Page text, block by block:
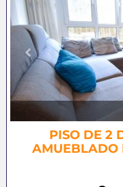
PISO DE 2
AMUEBLADO